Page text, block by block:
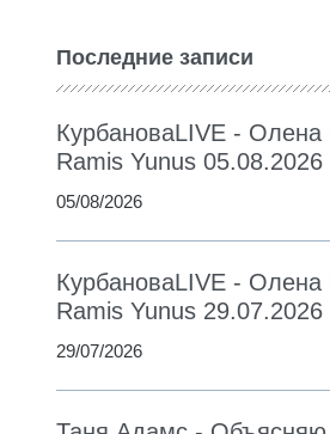
Последние записи
КурбановаLIVE - Олена
Ramis Yunus 05.08.2026
05/08/2026
КурбановаLIVE - Олена
Ramis Yunus 29.07.2026
29/07/2026